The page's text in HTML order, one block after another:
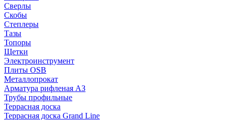
Сверлы
Скобы
Степлеры
Тазы
Топоры
Щетки
Электроинструмент
Плиты OSB
Металлопрокат
Арматура рифленая АЗ
Трубы профильные
Террасная доска
Террасная доска Grand Line